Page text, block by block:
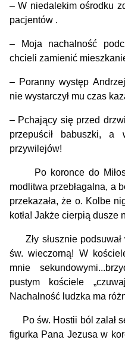
– W niedalekim ośrodku
pacjentów .
– Moja nachalność
chcieli zamienić
– Poranny występ
nie wystarczył mu czas
– Pchający się przed
przepuścił babuszki, a
przywilejów!
Po koronce do
modlitwa przebłagalna, a
przekazała, że o. Kolbe
kotła! Jakże cierpią dusze
Zły słusznie podsuwał
św. wieczorną! W
mnie
pustym kościele
Nachalność ludzka ma
Po św. Hostii ból zalał
figurka Pana Jezusa w